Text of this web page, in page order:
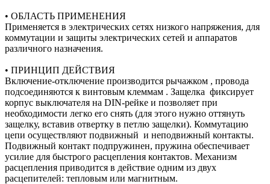
• ОБЛАСТЬ ПРИМЕНЕНИЯ
Применяется в электрических сетях низкого напряжения, для
коммутации и защиты электрических сетей и аппаратов
различного назначения.
• ПРИНЦИП ДЕЙСТВИЯ
Включение-отключение производится рычажком , провода
подсоединяются к винтовым клеммам . Защелка фиксирует
корпус выключателя на DIN-рейке и позволяет при
необходимости легко его снять (для этого нужно оттянуть
защелку, вставив отвертку в петлю защелки). Коммутацию
цепи осуществляют подвижный и неподвижный контакты.
Подвижный контакт подпружинен, пружина обеспечивает
усилие для быстрого расцепления контактов. Механизм
расцепления приводится в действие одним из двух
расцепителей: тепловым или магнитным.